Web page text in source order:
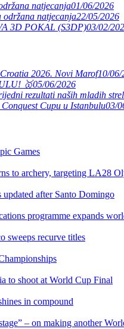
natjecanja01/06/2026
održana natjecanja22/05/2026
3D POKAL (S3DP)03/02/
2026. Novi Marof10/06/
🥇05/06/2026
rezultati naših mladih
Cupu u Istanbulu03/
Games
to archery, targeting LA28
after Santo Domingo
programme expands
sweeps recurve titles
to shoot at World Cup Final
in compound
– on making another